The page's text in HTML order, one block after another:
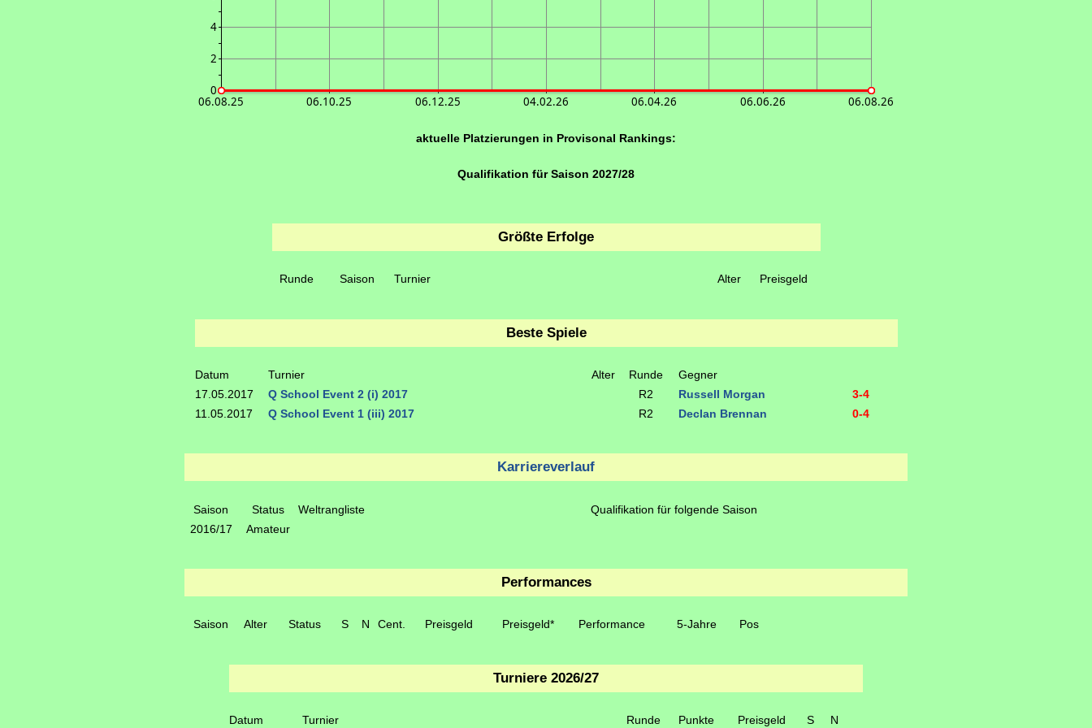
4
2
0
06.08.25 06.10.25 06.12.25 04.02.26 06.04.26 06.06.26 06.08.26
aktuelle Platzierungen in Provisonal Rankings:
Qualifikation für Saison 2027/28
Größte Erfolge
Runde Saison Turnier Alter Preisgeld
Beste Spiele
Datum Turnier Alter Runde
Gegner
17.05.2017
Q School Event 2 (i) 2017 R2 Russell Morgan
3-4
11.05.2017
Q School Event 1 (iii) 2017 R2 Declan Brennan 0-4
Karriereverlauf
Saison Status Weltrangliste
Qualifikation für folgende Saison
2016/17
Amateur
Performances
Saison Alter Status S N Cent. Preisgeld Preisgeld* Performance 5-Jahre Pos
Turniere 2026/27
Datum Turnier Runde Punkte Preisgeld S N